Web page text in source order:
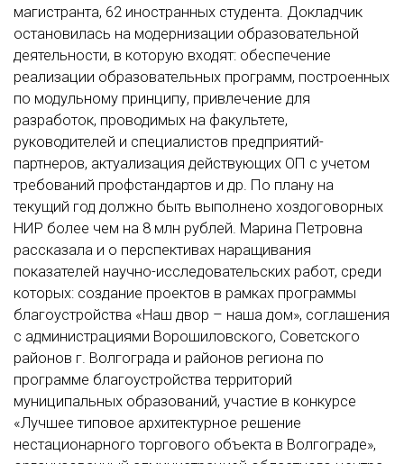
магистранта, 62 иностранных студента. Докладчик
остановилась на модернизации образовательной
деятельности, в которую входят: обеспечение
реализации образовательных программ, построенных
по модульному принципу, привлечение для
разработок, проводимых на факультете,
руководителей и специалистов предприятий-
партнеров, актуализация действующих ОП с учетом
требований профстандартов и др. По плану на
текущий год должно быть выполнено хоздоговорных
НИР более чем на 8 млн рублей. Марина Петровна
рассказала и о перспективах наращивания
показателей научно-исследовательских работ, среди
которых: создание проектов в рамках программы
благоустройства «Наш двор – наша дом», соглашения
с администрациями Ворошиловского, Советского
районов г. Волгограда и районов региона по
программе благоустройства территорий
муниципальных образований, участие в конкурсе
«Лучшее типовое архитектурное решение
нестационарного торгового объекта в Волгограде»,